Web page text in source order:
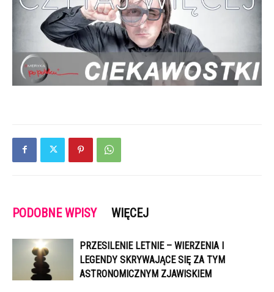
PODOBNE WPISY WIĘCEJ
PRZESILENIE LETNIE – WIERZENIA I
LEGENDY SKRYWAJĄCE SIĘ ZA TYM
ASTRONOMICZNYM ZJAWISKIEM